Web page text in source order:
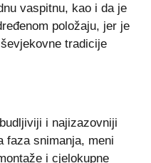
vaspitnu, kao i da je
položaju, jer je
tradicije
i najizazovniji
faza snimanja, meni
i cjelokupne